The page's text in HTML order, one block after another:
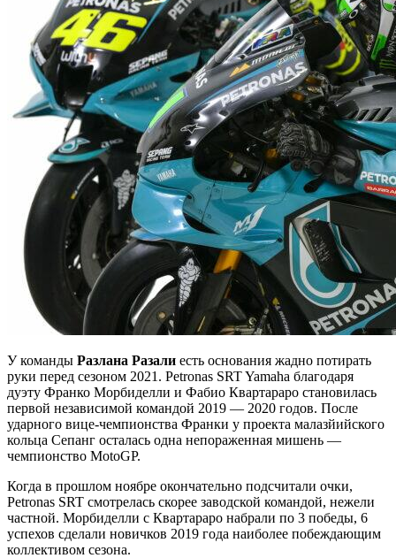
У команды Разлана Разали есть основания жадно потирать
руки перед сезоном 2021. Petronas SRT Yamaha благодаря
дуэту Франко Морбиделли и Фабио Квартараро становилась
первой независимой командой 2019 — 2020 годов. После
ударного вице-чемпионства Франки у проекта малазйийского
кольца Сепанг осталась одна непораженная мишень —
чемпионство MotoGP.
Когда в прошлом ноябре окончательно подсчитали очки,
Petronas SRT смотрелась скорее заводской командой, нежели
частной. Морбиделли с Квартараро набрали по 3 победы, 6
успехов сделали новичков 2019 года наиболее побеждающим
коллективом сезона.